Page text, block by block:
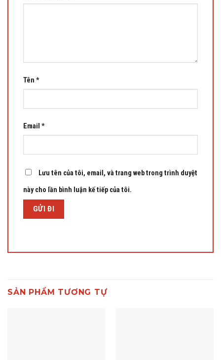
Tên *
Email *
Lưu tên của tôi, email, và trang web trong trình duyệt
này cho lần bình luận kế tiếp của tôi.
SẢN PHẨM TƯƠNG TỰ